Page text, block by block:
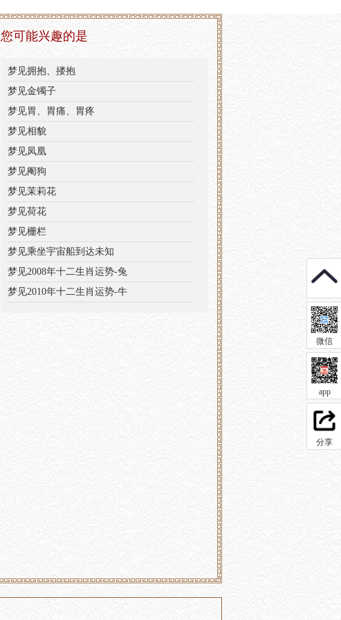
您可能兴趣的是
梦见拥抱、搂抱
梦见金镯子
梦见胃、胃痛、胃疼
梦见相貌
梦见凤凰
梦见阉狗
梦见茉莉花
梦见荷花
梦见栅栏
梦见乘坐宇宙船到达未知
梦见2008年十二生肖运势-兔
梦见2010年十二生肖运势-牛
微信
app
分享